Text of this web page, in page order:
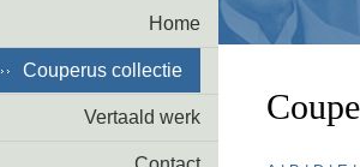
Home
Couperus collectie
Vertaald werk